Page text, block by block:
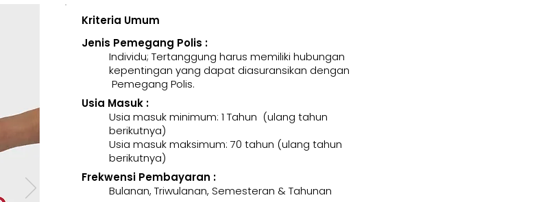
Kriteria Umum
Jenis Pemegang Polis :
Individu; Tertanggung harus memiliki hubungan
kepentingan yang dapat diasuransikan dengan
Pemegang Polis.
Usia Masuk :
Usia masuk minimum: 1 Tahun (ulang tahun
berikutnya)
Usia masuk maksimum: 70 tahun (ulang tahun
berikutnya)
Frekwensi Pembayaran :
Bulanan, Triwulanan, Semesteran & Tahunan